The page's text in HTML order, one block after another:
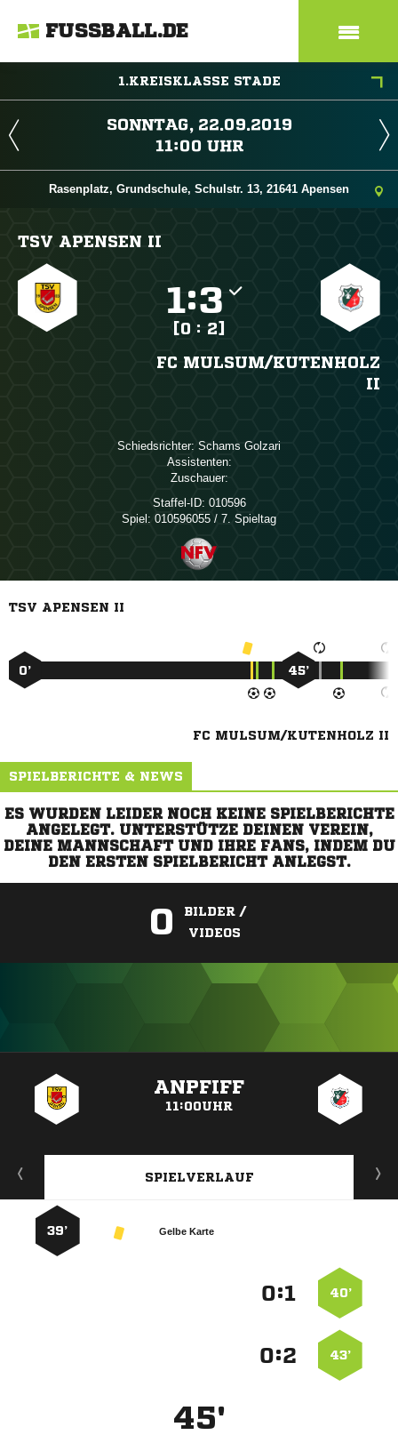
FUSSBALL.DE
1.KREISKLASSE STADE
 
 
Rasenplatz, Grundschule, Schulstr. 13, 21641 Apensen
TSV APENSEN II
:
[0 : 2]
FC MULSUM/​KUTENHOLZ
II
Schiedsrichter:  
Assistenten:
Zuschauer:
Staffel-ID: 010596
Spiel: 010596055 / 7. Spieltag
TSV APENSEN II
0’ 45’
FC MULSUM/KUTENHOLZ II
SPIELBERICHTE & NEWS
ES WURDEN LEIDER NOCH KEINE SPIELBERICHTE
ANGELEGT. UNTERSTÜTZE DEINEN VEREIN,
DEINE MANNSCHAFT UND IHRE FANS, INDEM DU
DEN ERSTEN SPIELBERICHT ANLEGST.
0
BILDER /
VIDEOS
ANPFIFF
11:00UHR
SPIELVERLAUF
Gelbe Karte
39’
40’
:
43’
:
45'